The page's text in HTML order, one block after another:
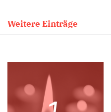
Weitere Einträge